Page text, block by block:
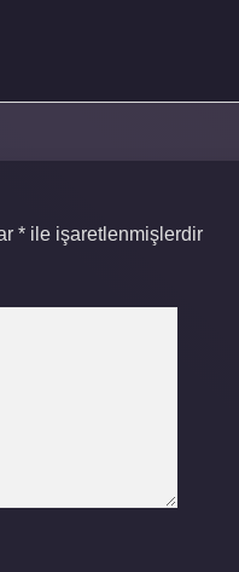
* ile işaretlenmişlerdir